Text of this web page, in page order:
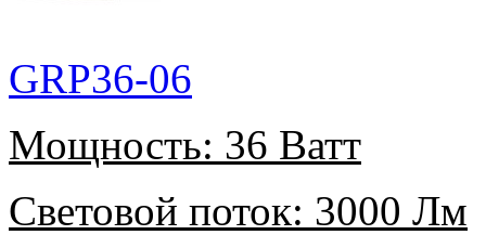
GRP36-06
Мощность: 36 Ватт
Световой поток: 3000 Лм